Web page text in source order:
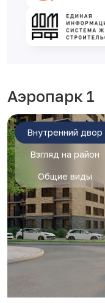
Аэропарк 1
Внутренний двор
Взгляд на район
Общие виды